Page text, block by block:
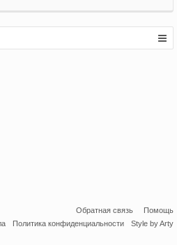
Обратная связь
Помощь
Политика конфиденциальности
Style by Arty